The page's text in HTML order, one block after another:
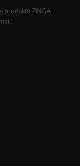
produktů ZINGA.